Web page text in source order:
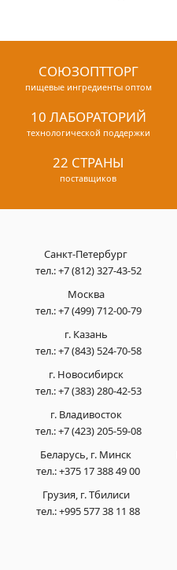
СОЮЗОПТТОРГ
пищевые ингредиенты оптом
10 ЛАБОРАТОРИЙ
технологической поддержки
22 СТРАНЫ
поставщиков
Санкт-Петербург
тел.:+7 (812) 327-43-52
Москва
тел.:+7 (499) 712-00-79
г. Казань
тел.:+7 (843) 524-70-58
г. Новосибирск
тел.:+7 (383) 280-42-53
г. Владивосток
тел.:+7 (423) 205-59-08
Беларусь, г. Минск
тел.:+375 17 388 49 00
Грузия, г. Тбилиси
тел.:+995 577 38 11 88